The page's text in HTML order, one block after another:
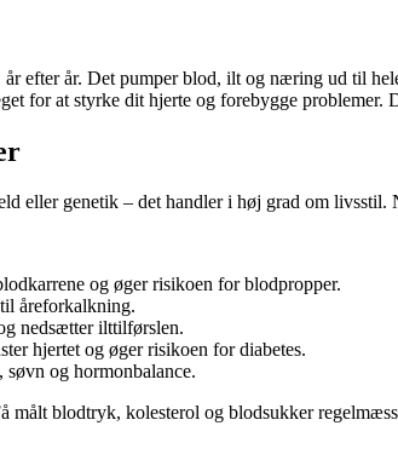
efter år. Det pumper blod, ilt og næring ud til
for at styrke dit hjerte og forebygge
eller genetik – det handler i høj grad om
og øger risikoen for blodpropper.
åreforkalkning.
nedsætter ilttilførslen.
hjertet og øger risikoen for diabetes.
og hormonbalance.
målt blodtryk, kolesterol og blodsukker